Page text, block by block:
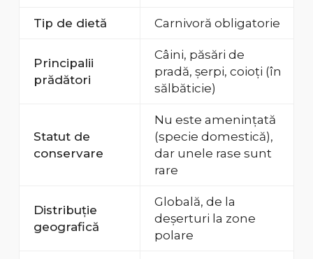
Tip de dietă Carnivoră obligatorie
Principalii
prădători
Câini, păsări de
pradă, șerpi, coioți (în
sălbăticie)
Statut de
conservare
Nu este amenințată
(specie domestică),
dar unele rase sunt
rare
Distribuție
geografică
Globală, de la
deșerturi la zone
polare